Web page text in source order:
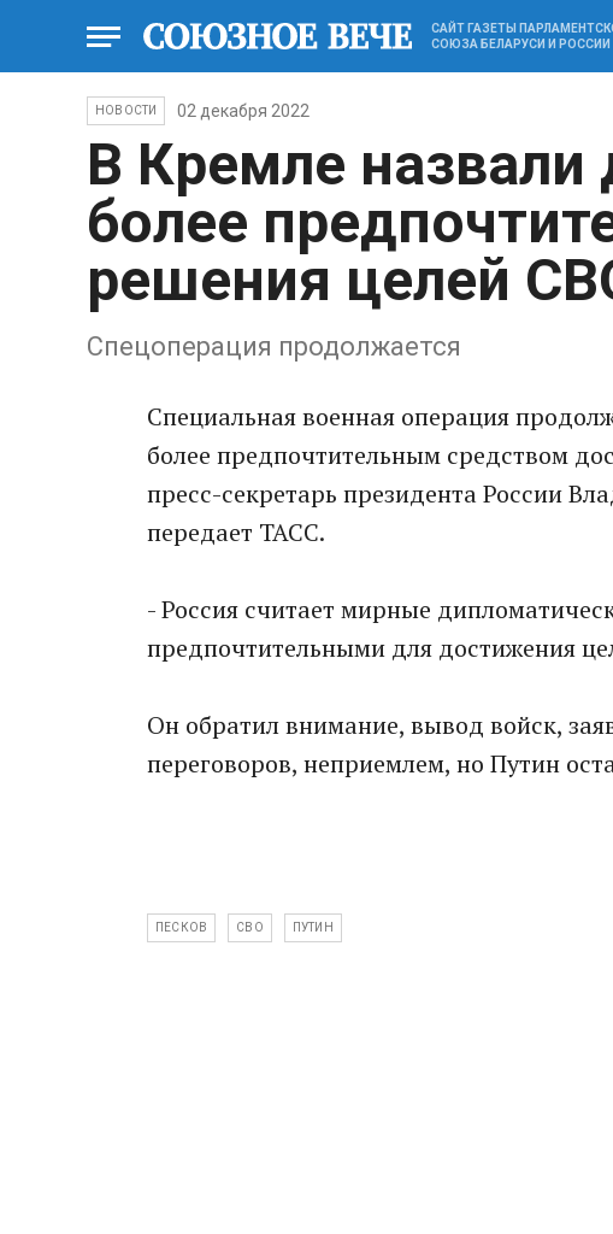
САЙТ ГАЗЕТЫ
СОЮЗА БЕЛАРУСИ И РОССИИ
НОВОСТИ 02 декабря 2022
В Кремле
более
решения целей
Спецоперация продолжается
Специальная военная операция
более предпочтительным средством
пресс-секретарь президента России
передает ТАСС.
- Россия cчитает мирные
предпочтительными для достижения
Он обратил внимание, вывод войск,
переговоров, неприeмлем, но Путин
ПЕСКОВ СВО ПУТИН